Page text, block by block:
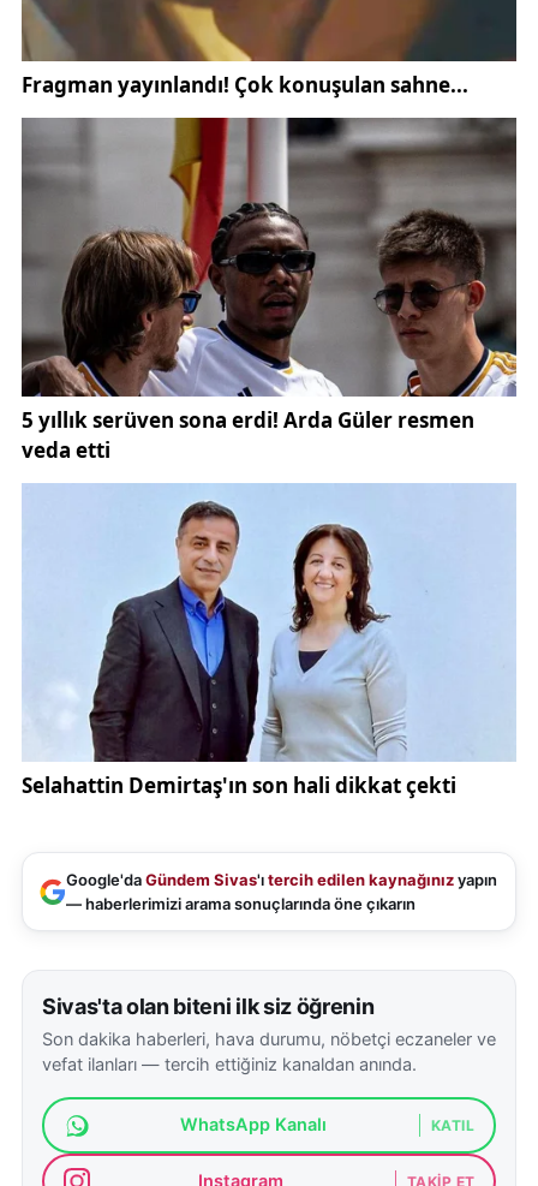
Google'daGündem Sivas'ıtercih edilen kaynağınızyapın
— haberlerimizi arama sonuçlarında öne çıkarın
Sivas'ta olan biteni ilk siz öğrenin
Son dakika haberleri, hava durumu, nöbetçi eczaneler ve
vefat ilanları — tercih ettiğiniz kanaldan anında.
WhatsApp Kanalı KATIL
Instagram TAKIP ET